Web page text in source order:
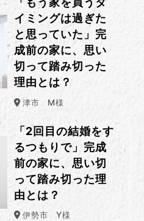
イミングは過ぎた
と思っていた」完
成前の家に、思い
切って踏み切った
理由とは？
津市 M様
「2回目の結婚をす
るつもりで」完成
前の家に、思い切
って踏み切った理
由とは？
伊勢市 Y様